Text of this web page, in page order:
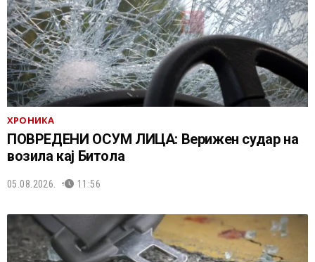
ХРОНИКА
ПОВРЕДЕНИ ОСУМ ЛИЦА: Верижен судар на
возила кај Битола
05.08.2026. 11:56